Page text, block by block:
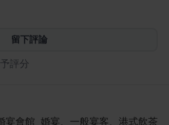
留下評論
評分
宴會館 婚宴、一般宴客、港式飲茶